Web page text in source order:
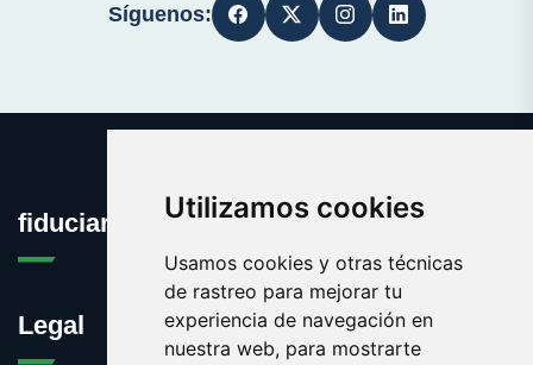
Utilizamos cookies
Usamos cookies y otras técnicas
de rastreo para mejorar tu
experiencia de navegación en
nuestra web, para mostrarte
Síguenos:
fiduciaria.es
Legal